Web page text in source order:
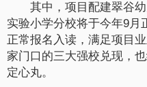
其中，项目配建翠谷幼
实验小学分校将于今年9月
正常报名入读，满足项目
家门口的三大强校兑现，
定心丸。